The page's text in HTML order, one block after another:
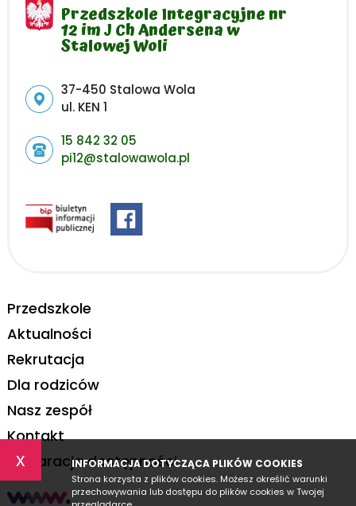
x INFORMACJA DOTYCZĄCA PLIKÓW COOKIES
Strona korzysta z plików cookies. Możesz określić warunki
przechowywania lub dostępu do plików cookies w Twojej
Przedszkole Integracyjne nr
12 im J Ch Andersena w
Stalowej Woli
Adres pocztowy:
37-450 Stalowa Wola
ul. KEN 1
15 842 32 05
pi12@stalowawola.pl
Przedszkole
Aktualności
Rekrutacja
Dla rodziców
Nasz zespół
Kontakt
Deklaracja dostępności